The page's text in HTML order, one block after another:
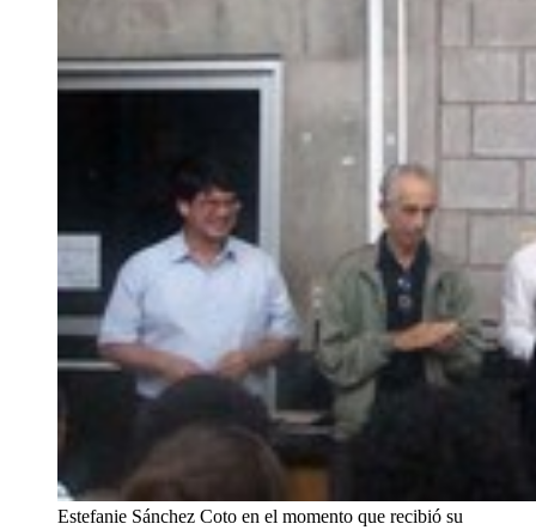
Estefanie Sánchez Coto en el momento que recibió su